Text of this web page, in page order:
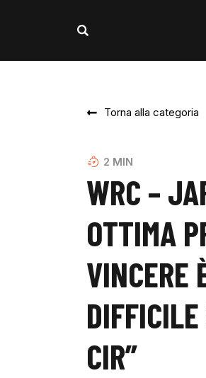
Torna alla categoria
2 MIN
WRC –
OTTIMA
VINCERE
CIR”